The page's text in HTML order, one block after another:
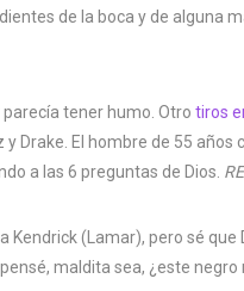
de la boca y de alguna
tener humo. Otro tiros
y Drake. El hombre de 55
a las 6 preguntas de Dios.
Kendrick (Lamar), pero sé
maldita sea, ¿este negro